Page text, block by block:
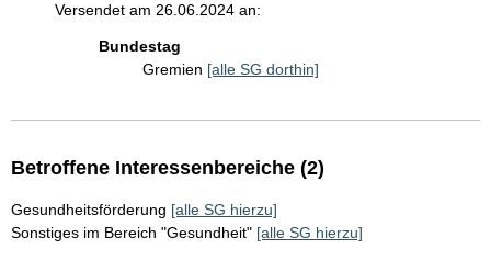
Versendet am 26.06.2024 an:
Bundestag
Gremien [alle SG dorthin]
Betroffene Interessenbereiche (2)
Gesundheitsförderung [alle SG hierzu]
Sonstiges im Bereich "Gesundheit" [alle SG hierzu]